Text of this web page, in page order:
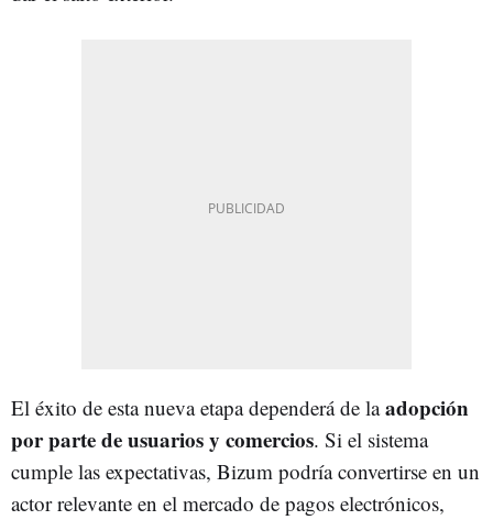
El éxito de esta nueva etapa dependerá de laadopción
por parte de usuarios y comercios. Si el sistema
cumple las expectativas, Bizum podría convertirse en un
actor relevante en el mercado de pagos electrónicos,